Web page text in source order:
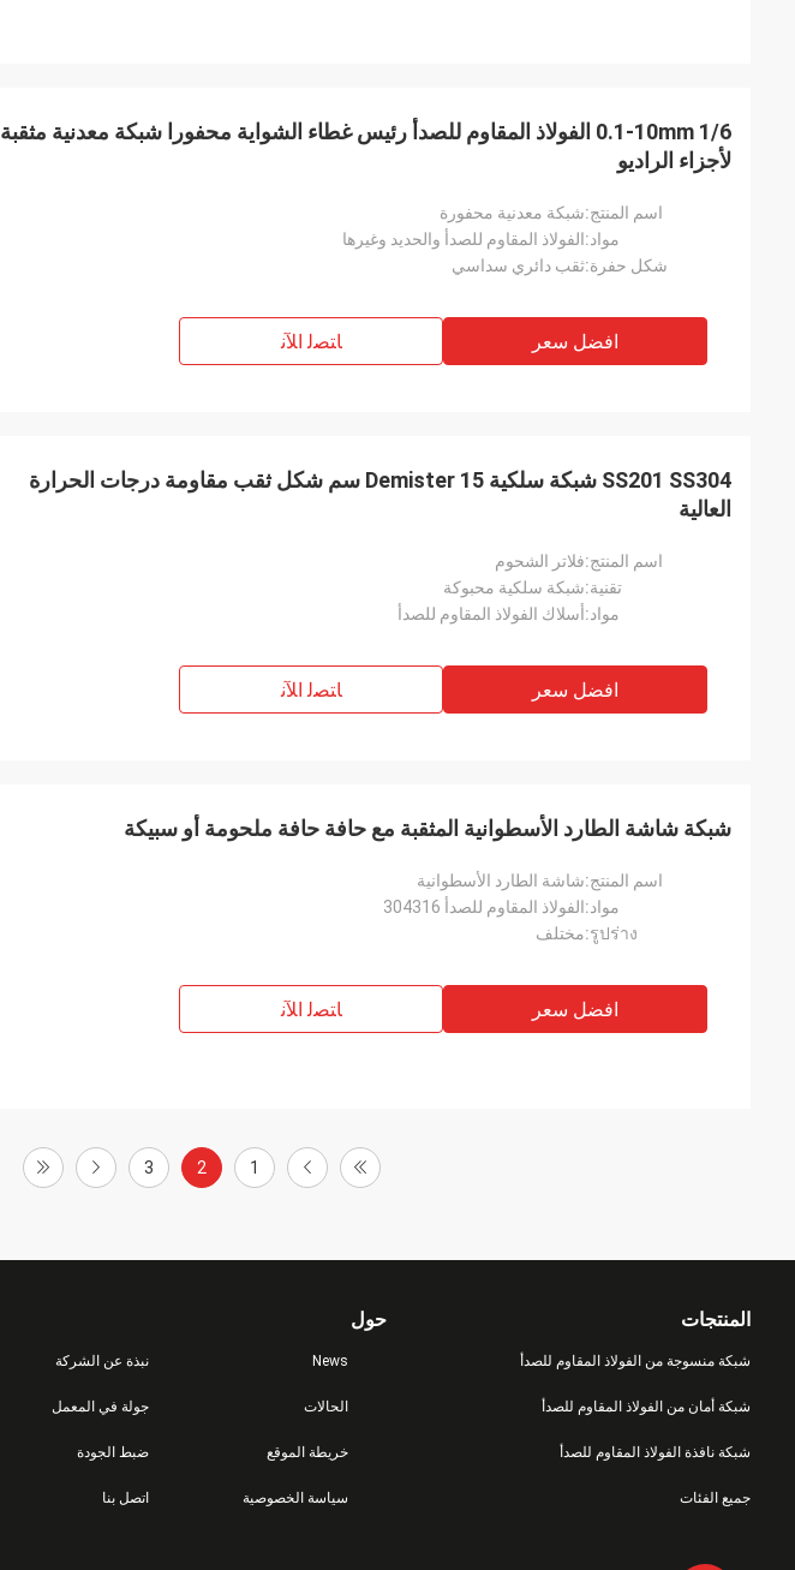
0.1-10mm 1/6 الفولاذ المقاوم للصدأ رئيس غطاء الشواية محفورا شبكة معدنية مثقبة
لأجزاء الراديو
اسم المنتج:شبكة معدنية محفورة
مواد:الفولاذ المقاوم للصدأ والحديد وغيرها
شكل حفرة:ثقب دائري سداسي
افضل سعر ﺎﺘﺼﻟ ﺍﻶﻧ
SS201 SS304 شبكة سلكية Demister 15 سم شكل ثقب مقاومة درجات الحرارة
العالية
اسم المنتج:فلاتر الشحوم
تقنية:شبكة سلكية محبوكة
مواد:أسلاك الفولاذ المقاوم للصدأ
افضل سعر ﺎﺘﺼﻟ ﺍﻶﻧ
شبكة شاشة الطارد الأسطوانية المثقبة مع حافة حافة ملحومة أو سبيكة
اسم المنتج:شاشة الطارد الأسطوانية
مواد:الفولاذ المقاوم للصدأ 304316
รูปร่าง: مختلف
افضل سعر ﺎﺘﺼﻟ ﺍﻶﻧ
1
2
3
حول
نبذة عن الشركة
جولة في المعمل
ضبط الجودة
اتصل بنا
News
الحالات
خريطة الموقع
سياسة الخصوصية
المنتجات
شبكة منسوجة من الفولاذ المقاوم للصدأ
شبكة أمان من الفولاذ المقاوم للصدأ
شبكة نافذة الفولاذ المقاوم للصدأ
جميع الفئات